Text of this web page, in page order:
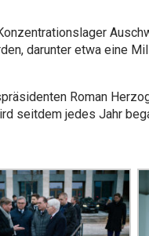
darunter etwa eine
Roman
seitdem jedes Jahr